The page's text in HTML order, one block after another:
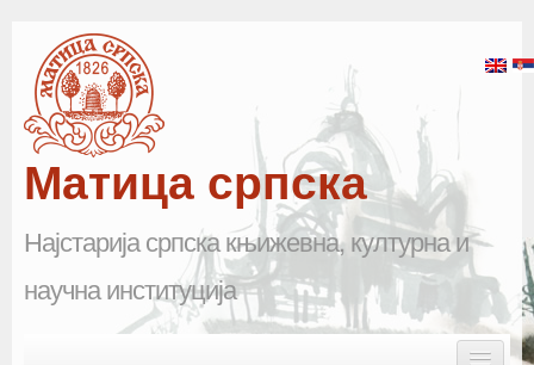
Матица српска
Најстарија српска књижевна, културна и
научна институција